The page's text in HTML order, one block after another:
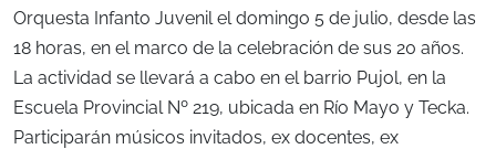
Orquesta Infanto Juvenil el domingo 5 de julio, desde las
18 horas, en el marco de la celebración de sus 20 años.
La actividad se llevará a cabo en el barrio Pujol, en la
Escuela Provincial Nº 219, ubicada en Río Mayo y Tecka.
Participarán músicos invitados, ex docentes, ex